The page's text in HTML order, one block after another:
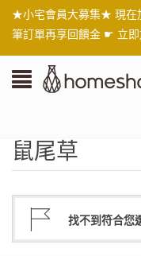
★小宅會員大募集★ 現在
筆訂單再享回饋金 ☛ 立
鼠尾草
找不到符合您